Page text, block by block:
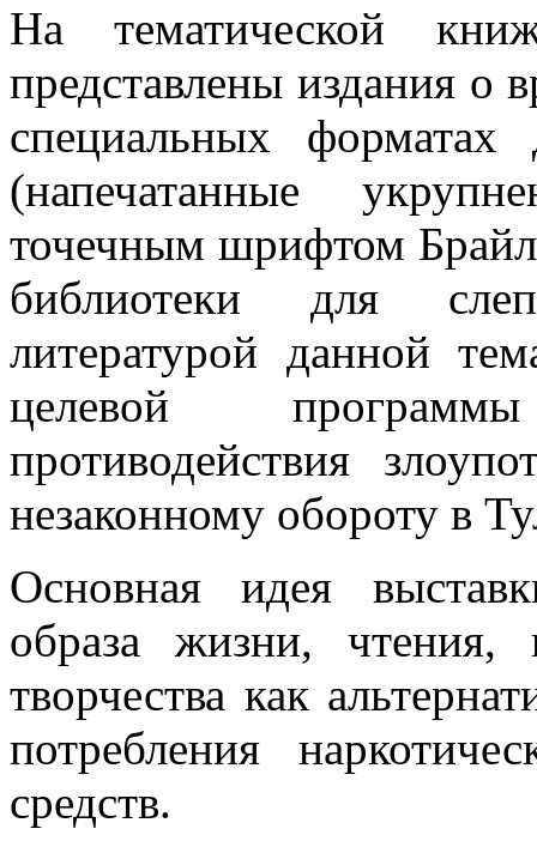
На тематической
представлены издания о
специальных
(напечатанные
точечным шрифтом
библиотеки для
литературой данной
целевой
противодействия
незаконному обороту в
Основная идея
образа жизни, чтения,
творчества как
потребления
средств.